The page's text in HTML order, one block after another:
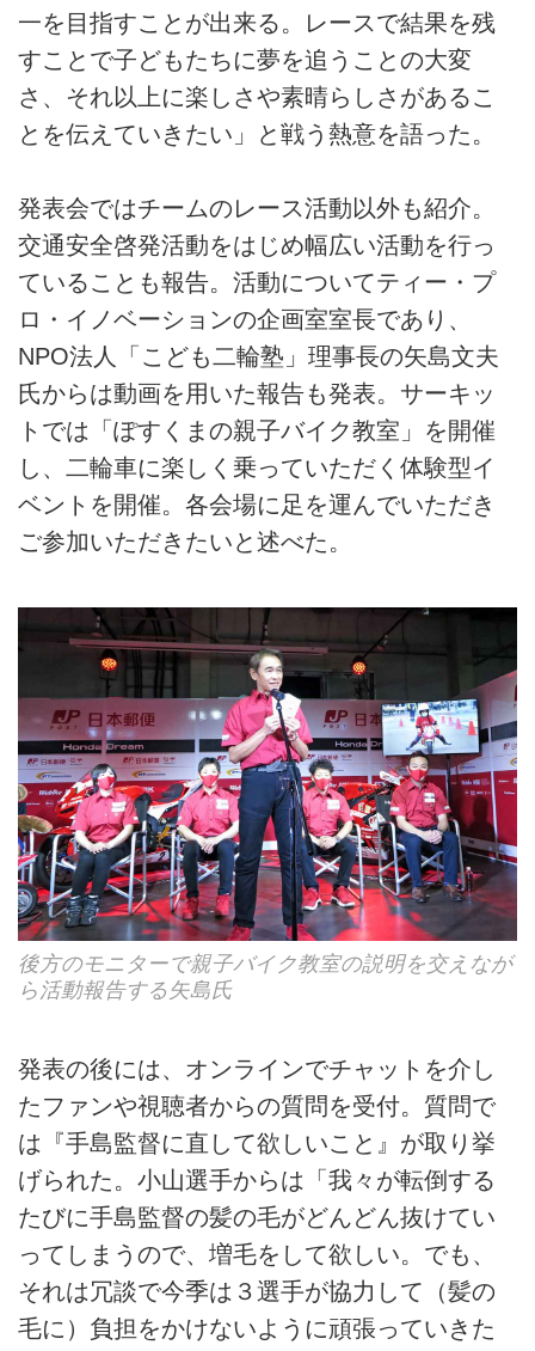
一を目指すことが出来る。レースで結果を残
すことで子どもたちに夢を追うことの大変
さ、それ以上に楽しさや素晴らしさがあるこ
とを伝えていきたい」と戦う熱意を語った。
発表会ではチームのレース活動以外も紹介。
交通安全啓発活動をはじめ幅広い活動を行っ
ていることも報告。活動についてティー・プ
ロ・イノベーションの企画室室長であり、
NPO法人「こども二輪塾」理事長の矢島文夫
氏からは動画を用いた報告も発表。サーキッ
トでは「ぽすくまの親子バイク教室」を開催
し、二輪車に楽しく乗っていただく体験型イ
ベントを開催。各会場に足を運んでいただき
ご参加いただきたいと述べた。
後方のモニターで親子バイク教室の説明を交えなが
ら活動報告する矢島氏
発表の後には、オンラインでチャットを介し
たファンや視聴者からの質問を受付。質問で
は『手島監督に直して欲しいこと』が取り挙
げられた。小山選手からは「我々が転倒する
たびに手島監督の髪の毛がどんどん抜けてい
ってしまうので、増毛をして欲しい。でも、
それは冗談で今季は３選手が協力して（髪の
毛に）負担をかけないように頑張っていきた